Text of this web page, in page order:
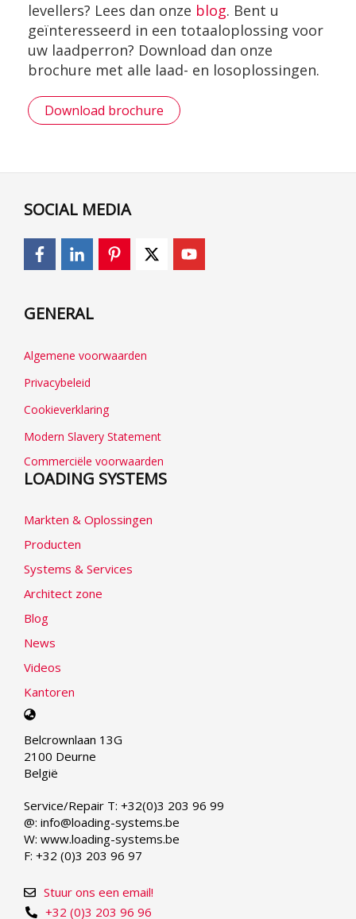
levellers? Lees dan onze blog. Bent u
geïnteresseerd in een totaaloplossing voor
uw laadperron? Download dan onze
brochure met alle laad- en losoplossingen.
Download brochure
SOCIAL MEDIA
GENERAL
Algemene voorwaarden
Privacybeleid
Cookieverklaring
Modern Slavery Statement
Commerciële voorwaarden
LOADING SYSTEMS
Markten & Oplossingen
Producten
Systems & Services
Architect zone
Blog
News
Videos
Kantoren
Select
language
Belcrownlaan 13G
2100 Deurne
België
Service/Repair T: +32(0)3 203 96 99
@: info@loading-systems.be
W: www.loading-systems.be
F: +32 (0)3 203 96 97
+32 (0)3 203 96 96
Stuur ons een email!